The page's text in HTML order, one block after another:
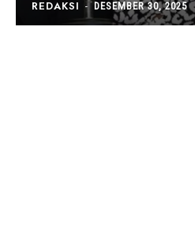
REDAKSI - DESEMBER 30, 2025